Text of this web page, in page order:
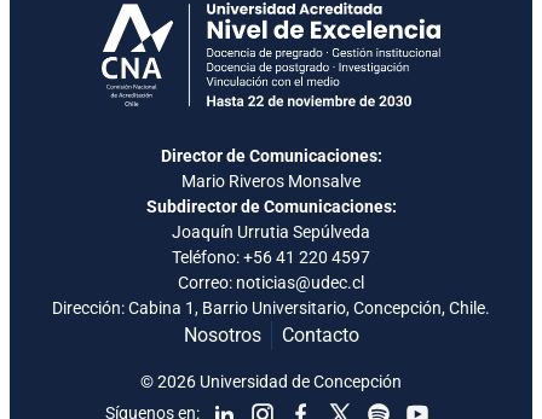
Director de Comunicaciones:
Mario Riveros Monsalve
Subdirector de Comunicaciones:
Joaquín Urrutia Sepúlveda
Teléfono:+56 41 220 4597
Correo: noticias@udec.cl
Dirección: Cabina 1, Barrio Universitario, Concepción, Chile.
Nosotros Contacto
Síguenos en:
© 2026 Universidad de Concepción